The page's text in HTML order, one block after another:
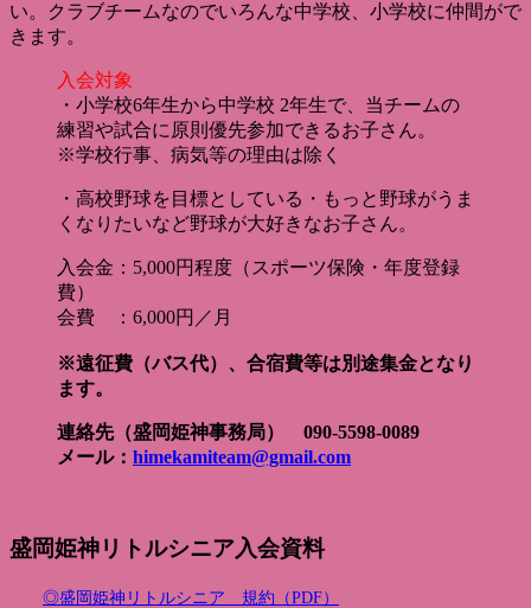
い。クラブチームなのでいろんな中学校、小学校に仲間がで
きます。
入会対象
・小学校6年生から中学校 2年生で、当チームの
練習や試合に原則優先参加できるお子さん。
※学校行事、病気等の理由は除く
・高校野球を目標としている・もっと野球がうま
くなりたいなど野球が大好きなお子さん。
入会金：5,000円程度（スポーツ保険・年度登録
費）
会費 ：6,000円／月
※遠征費（バス代）、合宿費等は別途集金となり
ます。
連絡先（盛岡姫神事務局） 090-5598-0089
メール： himekamiteam@gmail.com
盛岡姫神リトルシニア入会資料
◎盛岡姫神リトルシニア 規約（PDF）